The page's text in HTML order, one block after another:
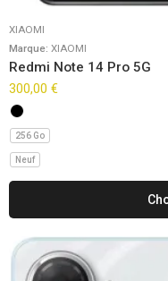
XIAOMI
Marque: XIAOMI
Redmi Note 14 Pro 5G
300,00 €
256 Go
Neuf